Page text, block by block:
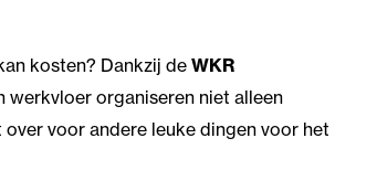
kosten? Dankzij deWKR
organiseren niet alleen
voor andere leuke dingen voor het